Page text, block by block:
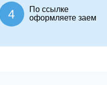
4
По ссылке
оформляете заем